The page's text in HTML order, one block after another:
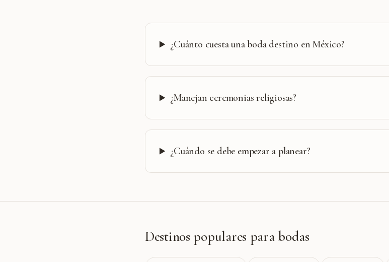
¿Cuánto cuesta una boda destino en México?
¿Manejan ceremonias religiosas?
¿Cuándo se debe empezar a planear?
Destinos populares para bodas